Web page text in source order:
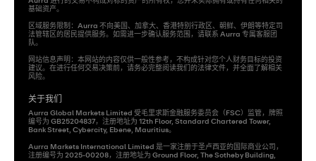
基础资产。
区域服务限制：Aurra 不向美国、加拿大、香港特别行政区、朝鲜、伊朗等特定司
法管辖区的居民提供服务。如需进一步确认服务范围，请联系 Aurra 专属客服团
队。
网站信息声明：本网站的内容仅供一般性参考，不构成针对您个人财务目标的投资
建议。在进行任何交易决策前，请务必完整阅读我们的法律文件，并全面了解相关
风险。
关于我们
Aurra Global Markets Limited 受毛里求斯金融服务委员会（FSC）监管，牌照
编号为 GB25204837，注册地址为 12th Floor, Standard Chartered Tower,
Bank Street, Cybercity, Ebene, Mauritius。
Aurra Markets International Limited 是一家注册于圣卢西亚的国际商业公司，
注册编号为 2025-00208，注册地址为 Ground Floor, The Sotheby Building,